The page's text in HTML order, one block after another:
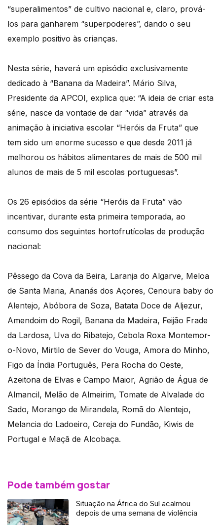
“superalimentos” de cultivo nacional e, claro, prová-
los para ganharem “superpoderes”, dando o seu
exemplo positivo às crianças.
Nesta série, haverá um episódio exclusivamente
dedicado à “Banana da Madeira”. Mário Silva,
Presidente da APCOI, explica que: “A ideia de criar esta
série, nasce da vontade de dar “vida” através da
animação à iniciativa escolar “Heróis da Fruta” que
tem sido um enorme sucesso e que desde 2011 já
melhorou os hábitos alimentares de mais de 500 mil
alunos de mais de 5 mil escolas portuguesas”.
Os 26 episódios da série “Heróis da Fruta” vão
incentivar, durante esta primeira temporada, ao
consumo dos seguintes hortofrutícolas de produção
nacional:
Pêssego da Cova da Beira, Laranja do Algarve, Meloa
de Santa Maria, Ananás dos Açores, Cenoura baby do
Alentejo, Abóbora de Soza, Batata Doce de Aljezur,
Amendoim do Rogil, Banana da Madeira, Feijão Frade
da Lardosa, Uva do Ribatejo, Cebola Roxa Montemor-
o-Novo, Mirtilo de Sever do Vouga, Amora do Minho,
Figo da Índia Português, Pera Rocha do Oeste,
Azeitona de Elvas e Campo Maior, Agrião de Água de
Almancil, Melão de Almeirim, Tomate de Alvalade do
Sado, Morango de Mirandela, Romã do Alentejo,
Melancia do Ladoeiro, Cereja do Fundão, Kiwis de
Portugal e Maçã de Alcobaça.
Pode também gostar
Situação na África do Sul acalmou
depois de uma semana de violência